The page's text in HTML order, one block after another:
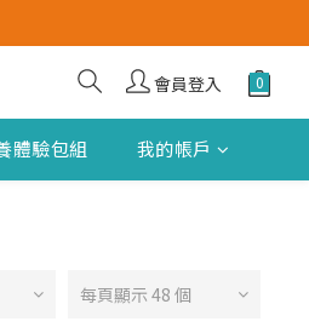
會員登入
體驗包組 我的帳戶
每頁顯示 48 個